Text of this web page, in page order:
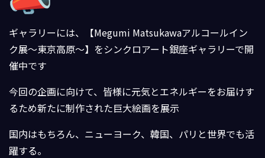
ギャラリーには、
【Megumi Matsukawaアルコールイン
ク展〜東京高原〜】をシンクロアート銀座ギャラリーで開
催中です
今回の企画に向けて、皆様に元気とエネルギーをお届けす
るため新たに制作された巨大絵画を展示
国内はもちろん、ニューヨーク、韓国、パリと世界でも活
躍する。